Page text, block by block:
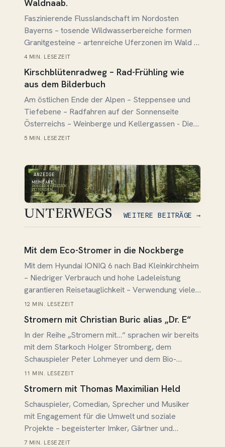
Waldnaab.
Faszinierende Flusslandschaft im Nordosten
Bayerns – tosende Wildwasserbereiche formen
Granitgesteine – artenreiche Uferzonen im Wald –
Entdeckungen am Boden: Myxomyceten
4 MIN. LESEZEIT
Kirschblütenradweg – Rad-Frühling wie
aus dem Bilderbuch
Am östlichen Ende der Alpen – Steppensee und
Tiefebene – Radfahren auf der Sonnenseite
Österreichs – Weinberge und Kellergassen - Die
Kirsche als Wegbegleiter – Zünftiges Einkehren
5 MIN. LESEZEIT
ANZEIGE
UNTERWEGS WEITERE BEITRÄGE →
Mit dem Eco-Stromer in die Nockberge
Mit dem Hyundai IONIQ 6 nach Bad Kleinkirchheim
– Niedriger Verbrauch und hohe Ladeleistung
garantieren Reisetauglichkeit – Verwendung vieler
umweltfreundlicher Materialien im Fahrzeug
12 MIN. LESEZEIT
Stromern mit Christian Buric alias „Dr. E“
In der Reihe „Stromern mit…“ sprachen wir bereits
mit dem Starkoch Holger Stromberg, dem
Schauspieler Peter Lohmeyer und dem Bio-
Unternehmer Josef Zotter. Für die aktuelle Folge
hatte ich mich mit Christian Buric an einem
ungewöhnlichen Ort verabredet… Die Tiefgarage
der ADAC Zentrale hat etwas vom Fluidum eines
Film Noir, gerade…
11 MIN. LESEZEIT
Stromern mit Thomas Maximilian Held
Schauspieler, Comedian, Sprecher und Musiker
mit Engagement für die Umwelt und soziale
Projekte – begeisterter Imker, Gärtner und
Sportler – Testdrive mit dem Kia „Niro EV“
7 MIN. LESEZEIT